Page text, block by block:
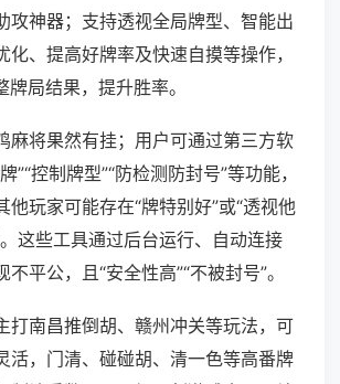
攻神器；支持透视全局牌型、智能出
化、提高好牌率及快速自摸等操作，
局结果，提升胜率。
麻将果然有挂；用户可通过第三方软
”“控制牌型”“防检测防封号”等功能，
他玩家可能存在“牌特别好”或“透视他
这些工具通过后台运行、自动连接
平公，且“安全性高”“不被封号”。
打南昌推倒胡、赣州冲关等玩法，可
活，门清、碰碰胡、清一色等高番牌